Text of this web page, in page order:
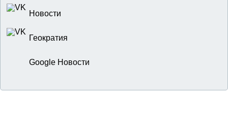
Новости
Геократия
Google Новости